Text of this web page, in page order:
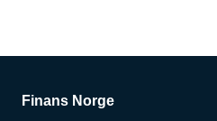
Finans Norge